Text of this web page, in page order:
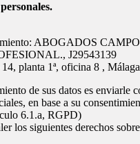
ABOGADOS
J29543139
planta 1ª, oficina 8 , Málaga
de sus datos es enviarle
en base a su
6.1.a, RGPD)
los siguientes derechos